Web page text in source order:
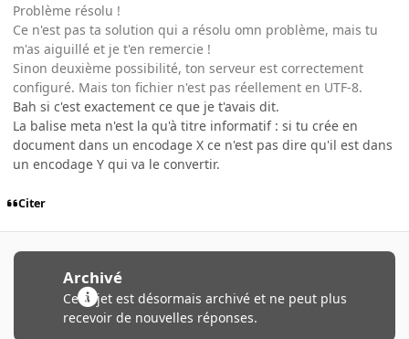
Problème résolu !
Ce n'est pas ta solution qui a résolu omn problème, mais tu
m'as aiguillé et je t'en remercie !
Sinon deuxième possibilité, ton serveur est correctement
configuré. Mais ton fichier n'est pas réellement en UTF-8.
Bah si c'est exactement ce que je t'avais dit.
La balise meta n'est la qu'à titre informatif : si tu crée en
document dans un encodage X ce n'est pas dire qu'il est dans
un encodage Y qui va le convertir.
Citer
Archivé
Ce sujet est désormais archivé et ne peut plus
recevoir de nouvelles réponses.